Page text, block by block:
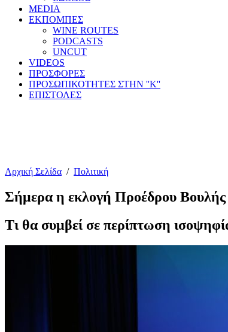
MEDIA
ΕΚΠΟΜΠΕΣ
WINE ROUTES
PODCASTS
UNCUT
VIDEOS
ΠΡΟΣΦΟΡΕΣ
ΠΡΟΣΩΠΙΚΟΤΗΤΕΣ ΣΤΗΝ ''Κ''
ΕΠΙΣΤΟΛΕΣ
Αρχική Σελίδα / Πολιτική
Σήμερα η εκλογή Προέδρου Βουλής
Τι θα συμβεί σε περίπτωση